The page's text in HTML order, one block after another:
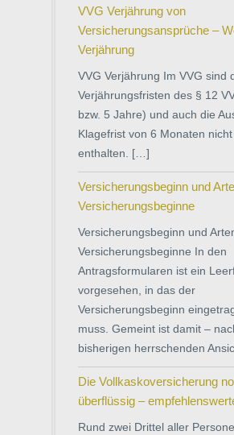
VVG Verjährung von
Versicherungsansprüche –
Verjährung
VVG Verjährung Im VVG sind
Verjährungsfristen des § 12
bzw. 5 Jahre) und auch die
Klagefrist von 6 Monaten
enthalten. […]
Versicherungsbeginn und
Versicherungsbeginne
Versicherungsbeginn und
Versicherungsbeginne In den
Antragsformularen ist ein
vorgesehen, in das der
Versicherungsbeginn
muss. Gemeint ist damit –
bisherigen herrschenden
Die Vollkaskoversicherung
überflüssig –
Rund zwei Drittel aller